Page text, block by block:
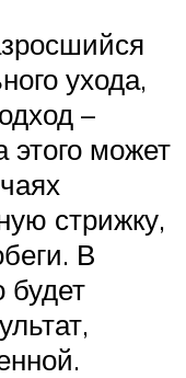
ухода,
–
этого может
стрижку,
В
будет